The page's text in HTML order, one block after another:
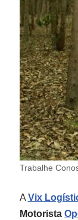
Trabalhe
A Vix
Motorista